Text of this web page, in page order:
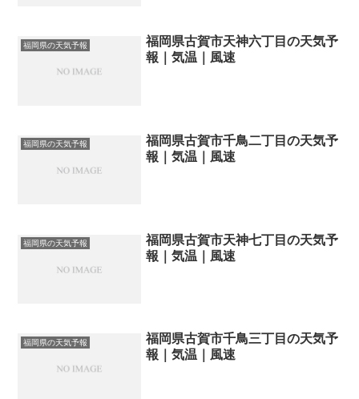
福岡県の天気予報
福岡県古賀市天神六丁目の天気予
報｜気温｜風速
福岡県の天気予報
福岡県古賀市千鳥二丁目の天気予
報｜気温｜風速
福岡県の天気予報
福岡県古賀市天神七丁目の天気予
報｜気温｜風速
福岡県の天気予報
福岡県古賀市千鳥三丁目の天気予
報｜気温｜風速